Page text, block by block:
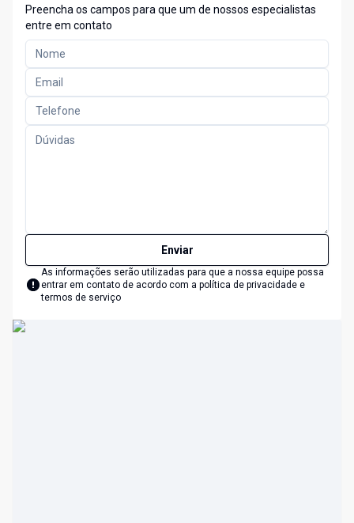
Preencha os campos para que um de nossos especialistas
entre em contato
Enviar
As informações serão utilizadas para que a nossa equipe possa
entrar em contato de acordo com a política de privacidade e
termos de serviço